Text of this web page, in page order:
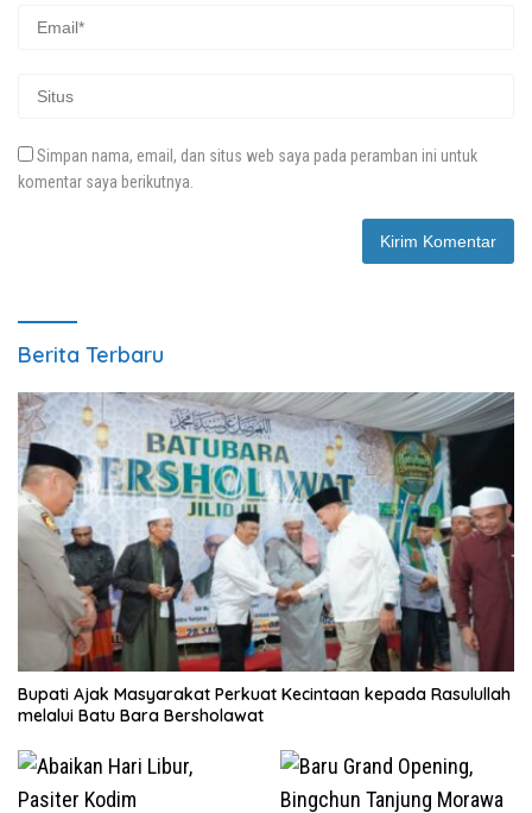
Simpan nama, email, dan situs web saya pada peramban ini untuk
komentar saya berikutnya.
Berita Terbaru
Bupati Ajak Masyarakat Perkuat Kecintaan kepada Rasulullah
melalui Batu Bara Bersholawat